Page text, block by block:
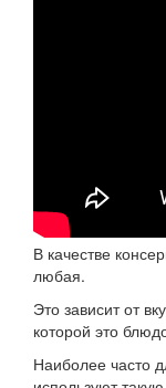
В качестве
любая.
Это зависит от
которой это
Наиболее часто